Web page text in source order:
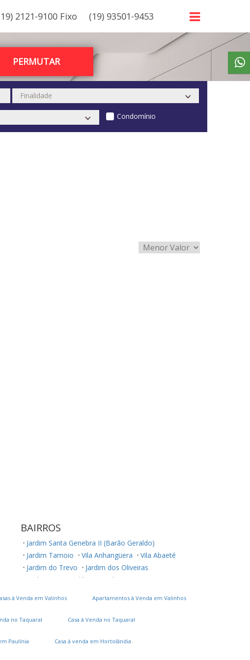
2121-9100 Fixo (19) 93501-9453
PERMUTAR
Condomínio
BAIRROS
Jardim Santa Genebra II (Barão Geraldo)
Jardim Tamoio
Vila Anhangüera
Vila Abaeté
Jardim do Trevo
Jardim dos Oliveiras
Jardim Santa Eudóxia
Jardim Cristina
Dic Iii (Conjunto Habitacional Ruy Novaes)
Jardim Boa Esperança
Vila Satúrnia
Vila Brandina
Parque Camélias
à Venda em Valinhos Apartamentos à Venda em Valinhos
no Taquaral Casa à Venda no Taquaral
Paulínia Casa à venda em Hortolândia